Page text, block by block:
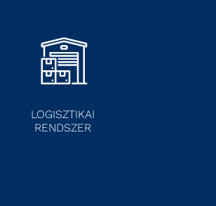
LOGISZTIKAI
RENDSZER